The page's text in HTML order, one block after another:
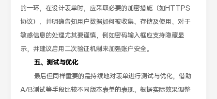
的一环，在设计表单时，应采取必要的加密措施（如HTTPS
协议），并明确告知用户数据如何被收集、存储及使用，对于
敏感信息的处理尤其要谨慎，例如密码输入框应支持隐藏显
示，并建议启用二次验证机制来加强账户安全。
五、测试与优化
最后但同样重要的是持续地对表单进行测试与优化，借助
A/B测试等手段比较不同版本表单的表现，根据实际效果调整